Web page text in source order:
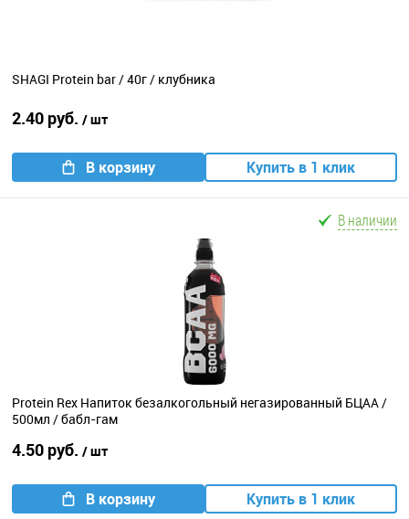
SHAGI Protein bar / 40г / клубника
2.40 руб. / шт
В корзину Купить в 1 клик
В наличии
Protein Rex Напиток безалкогольный негазированный БЦАА /
500мл / бабл-гам
4.50 руб. / шт
В корзину Купить в 1 клик